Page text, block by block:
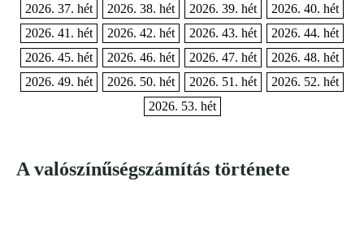
2026. 37. hét
2026. 38. hét 2026. 39. hét
2026. 40. hét
2026. 41. hét
2026. 42. hét 2026. 43. hét
2026. 44. hét
2026. 45. hét
2026. 46. hét 2026. 47. hét
2026. 48. hét
2026. 49. hét
2026. 50. hét 2026. 51. hét
2026. 52. hét
2026. 53. hét
A valószínűségszámítás története